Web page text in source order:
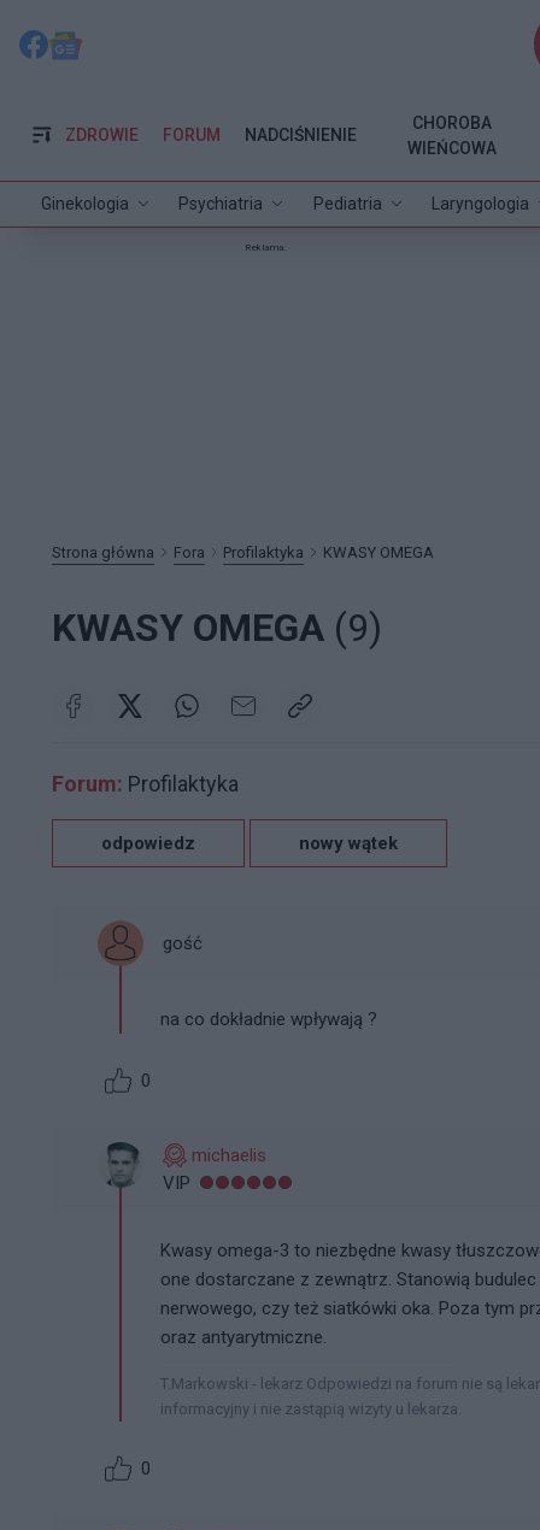
ZDROWIE
Ginekologia Psychiatria Pediatria Laryngologia
FORUM NADCIŚNIENIE
CHOROBA
WIEŃCOWA
Reklama:
Strona główna Fora Profilaktyka KWASY OMEGA
KWASY OMEGA (9)
Forum: Profilaktyka
odpowiedz nowy wątek
gość
na co dokładnie wpływają ?
0
michaelis
VIP
Kwasy omega-3 to niezbędne kwasy
one dostarczane z zewnątrz. Stanowią
nerwowego, czy też siatkówki oka. Poza tym
oraz antyarytmiczne.
T.Markowski - lekarz Odpowiedzi na forum nie są
informacyjny i nie zastąpią wizyty u lekarza.
0